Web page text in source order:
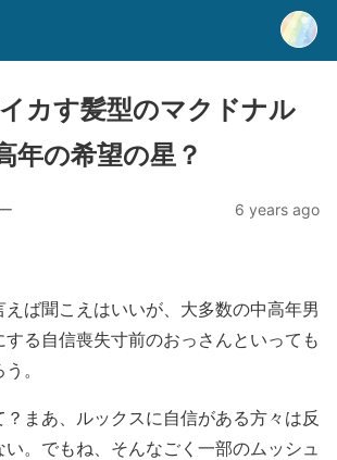
カす髪型のマクドナル
年の希望の星？
6 years ago
ば聞こえはいいが、大多数の中高年男
る自信喪失寸前のおっさんといっても
。
？まあ、ルックスに自信がある方々は反
。でもね、そんなごく一部のムッシュ